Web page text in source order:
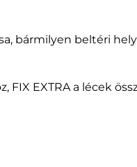
bármilyen beltéri
FIX EXTRA a lécek